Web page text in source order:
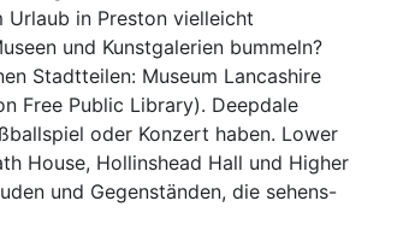
Urlaub in Preston vielleicht
und Kunstgalerien bummeln?
Stadtteilen: Museum Lancashire
Free Public Library). Deepdale
oder Konzert haben. Lower
House, Hollinshead Hall und Higher
und Gegenständen, die sehens-